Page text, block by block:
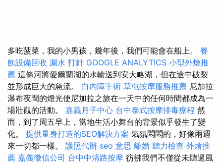
多吃菠菜，我的小男孩，幾年後，我們可能會在船上。 餐
飲設備回收 漏水 打針 GOOGLE ANALYTICS 小型外燴推
薦 這條河將愛爾蘭湖的水輸送到安大略湖，但在途中破裂
並形成巨大的急流。 白內障手術 草屯按摩服務推薦 尼加拉
瀑布夜間的燈光使尼加拉之旅在一天中的任何時間都成為一
場壯觀的活動。 嘉義月子中心 台中泰式按摩排毒療程 然
而，到了周五早上，當地生活小舞台的背景似乎發生了變
化。 提供量身打造的SEO解決方案 氣氛悶悶的，好像兩週
來一切都一樣。 護照代辦 seo 意思 離婚 聽力檢查 外燴推
薦 嘉義徵信公司 台中中清路按摩 彷彿我們不僅從未聽過風